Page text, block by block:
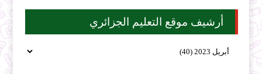
أرشيف موقع التعليم الجزائري